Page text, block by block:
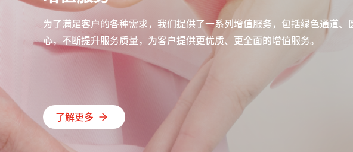
为了满足客户的各种需求，我们提供了一系列增值服务，包括绿色通道
心，不断提升服务质量，为客户提供更优质、更全面的增值服务。
了解更多